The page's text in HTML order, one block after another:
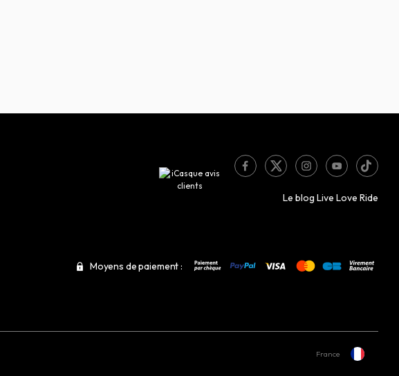
Le blog Live Love Ride
Moyens de paiement :
France